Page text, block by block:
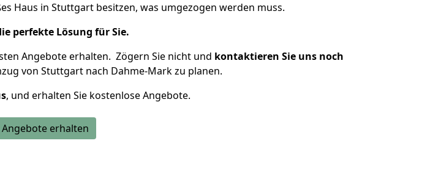
Haus in Stuttgart besitzen, was umgezogen werden muss.
perfekte Lösung für Sie.
Angebote erhalten. Zögern Sie nicht und kontaktieren Sie uns noch
von Stuttgart nach Dahme-Mark zu planen.
, und erhalten Sie kostenlose Angebote.
erhalten